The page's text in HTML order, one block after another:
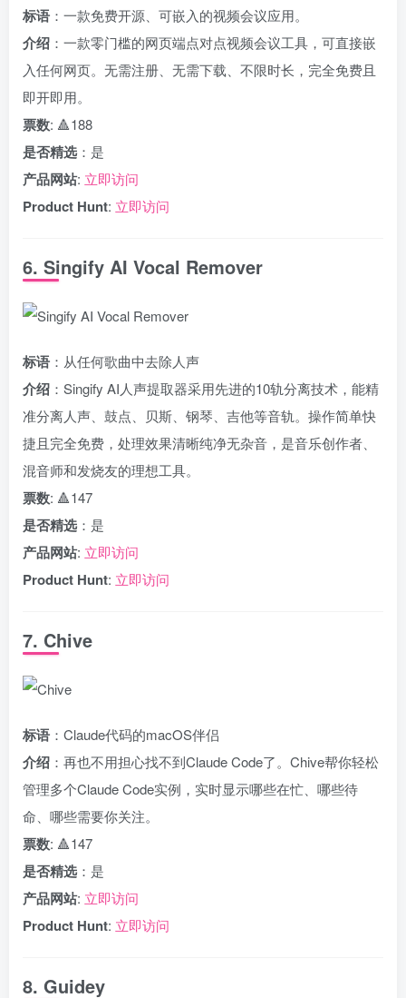
标语 ：一款免费开源、可嵌入的视频会议应用。
介绍 ：一款零门槛的网页端点对点视频会议工具，可直接嵌
入任何网页。无需注册、无需下载、不限时长，完全免费且
即开即用。
票数: 🔺188
是否精选 ：是
产品网站: 立即访问
Product Hunt: 立即访问
6. Singify AI Vocal Remover
标语 ：从任何歌曲中去除人声
介绍 ：Singify AI人声提取器采用先进的10轨分离技术，能精
准分离人声、鼓点、贝斯、钢琴、吉他等音轨。操作简单快
捷且完全免费，处理效果清晰纯净无杂音，是音乐创作者、
混音师和发烧友的理想工具。
票数: 🔺147
是否精选 ：是
产品网站: 立即访问
Product Hunt: 立即访问
7. Chive
标语 ：Claude代码的macOS伴侣
介绍 ：再也不用担心找不到Claude Code了。Chive帮你轻松
管理多个Claude Code实例，实时显示哪些在忙、哪些待
命、哪些需要你关注。
票数: 🔺147
是否精选 ：是
产品网站: 立即访问
Product Hunt: 立即访问
8. Guidey